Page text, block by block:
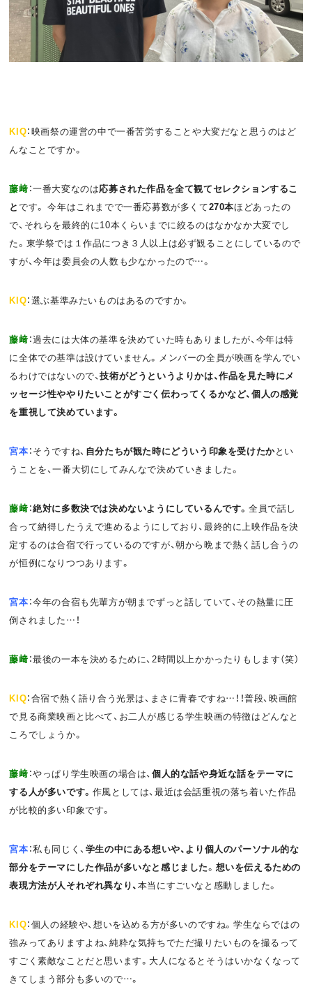
KIQ：映画祭の運営の中で一番苦労することや大変だなと思うのはど
んなことですか。
藤﨑：一番大変なのは応募された作品を全て観てセレクションするこ
とです。 今年はこれまでで一番応募数が多くて270本ほどあったの
で、それらを最終的に10本くらいまでに絞るのはなかなか大変でし
た。東学祭では１作品につき３人以上は必ず観ることにしているので
すが、今年は委員会の人数も少なかったので…。
KIQ：選ぶ基準みたいものはあるのですか。
藤﨑：過去には大体の基準を決めていた時もありましたが、今年は特
に全体での基準は設けていません。メンバーの全員が映画を学んでい
るわけではないので、技術がどうというよりかは、作品を見た時にメ
ッセージ性ややりたいことがすごく伝わってくるかなど、個人の感覚
を重視して決めています。
宮本：そうですね、 自分たちが観た時にどういう印象を受けたかとい
うことを、一番大切にしてみんなで決めていきました。
藤﨑：絶対に多数決では決めないようにしているんです。全員で話し
合って納得したうえで進めるようにしており、最終的に上映作品を決
定するのは合宿で行っているのですが、朝から晩まで熱く話し合うの
が恒例になりつつあります。
宮本：今年の合宿も先輩方が朝までずっと話していて、その熱量に圧
倒されました…！
藤﨑：最後の一本を決めるために、2時間以上かかったりもします（笑）
KIQ：合宿で熱く語り合う光景は、まさに青春ですね…！！普段、映画館
で見る商業映画と比べて、お二人が感じる学生映画の特徴はどんなと
ころでしょうか。
藤﨑：やっぱり学生映画の場合は、個人的な話や身近な話をテーマに
する人が多いです。 作風としては、最近は会話重視の落ち着いた作品
が比較的多い印象です。
宮本：私も同じく、学生の中にある想いや、より個人のパーソナル的な
部分をテーマにした作品が多いなと感じました。 想いを伝えるための
表現方法が人それぞれ異なり、本当にすごいなと感動しました。
KIQ：個人の経験や、想いを込める方が多いのですね。学生ならではの
強みってありますよね、純粋な気持ちでただ撮りたいものを撮るって
すごく素敵なことだと思います。大人になるとそうはいかなくなって
きてしまう部分も多いので…。